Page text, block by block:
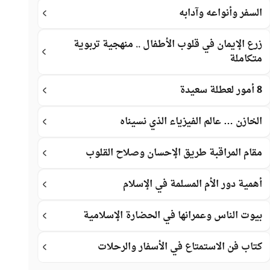
السفر وأنواعه وآدابه
زرع الإيمان في قلوب الأطفال .. منهجية تربوية
متكاملة
8 أمور لعطلة سعيدة
الخازن … عالم الفيزياء الذي نسيناه
مقام المراقبة طريق الإحسان وصلاح القلوب
أهمية دور الأم المسلمة في الإسلام
بيوت الناس وعمرانها في الحضارة الإسلامية
كتاب فن الاستمتاع في الأسفار والرحلات